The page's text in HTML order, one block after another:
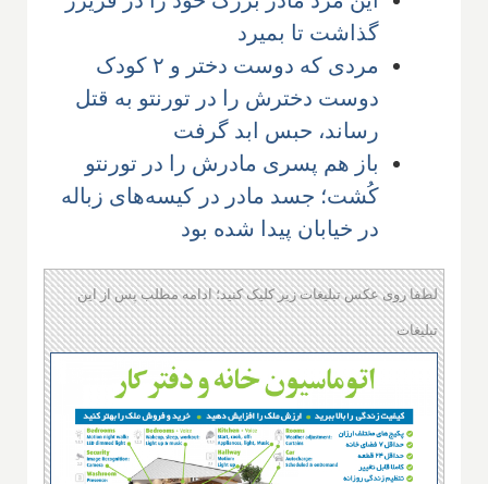
گذاشت تا بمیرد
مردی که دوست دختر و ۲ کودک
دوست دخترش را در تورنتو به قتل
رساند، حبس ابد گرفت
باز هم پسری مادرش را در تورنتو
کُشت؛ جسد مادر در کیسه‌های زباله
در خیابان پیدا شده بود
لطفا روی عکس تبلیغات زیر کلیک کنید؛ ادامه مطلب پس از این
تبلیغات